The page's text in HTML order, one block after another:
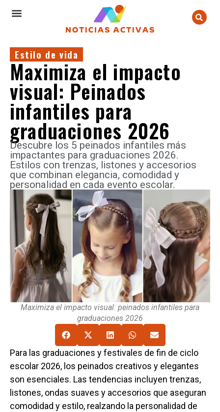
Estilo de vida
Maximiza el impacto
visual: Peinados
infantiles para
graduaciones 2026
Descubre los 5 peinados infantiles más
impactantes para graduaciones 2026.
Estilos con trenzas, listones y accesorios
que combinan elegancia, comodidad y
personalidad en cada evento escolar.
Maximiza el impacto visual: peinados infantiles para
graduaciones 2026
Para las graduaciones y festivales de fin de ciclo
escolar 2026, los peinados creativos y elegantes
son esenciales. Las tendencias incluyen trenzas,
listones, ondas suaves y accesorios que aseguran
comodidad y estilo, realzando la personalidad de